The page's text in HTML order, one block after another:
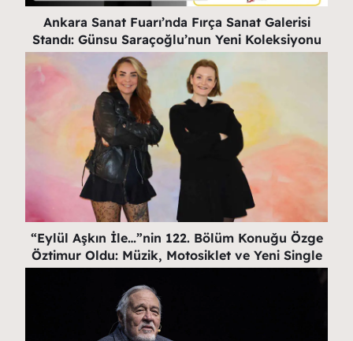
Ankara Sanat Fuarı’nda Fırça Sanat Galerisi
Standı: Günsu Saraçoğlu’nun Yeni Koleksiyonu
“Eylül Aşkın İle…”nin 122. Bölüm Konuğu Özge
Öztimur Oldu: Müzik, Motosiklet ve Yeni Single